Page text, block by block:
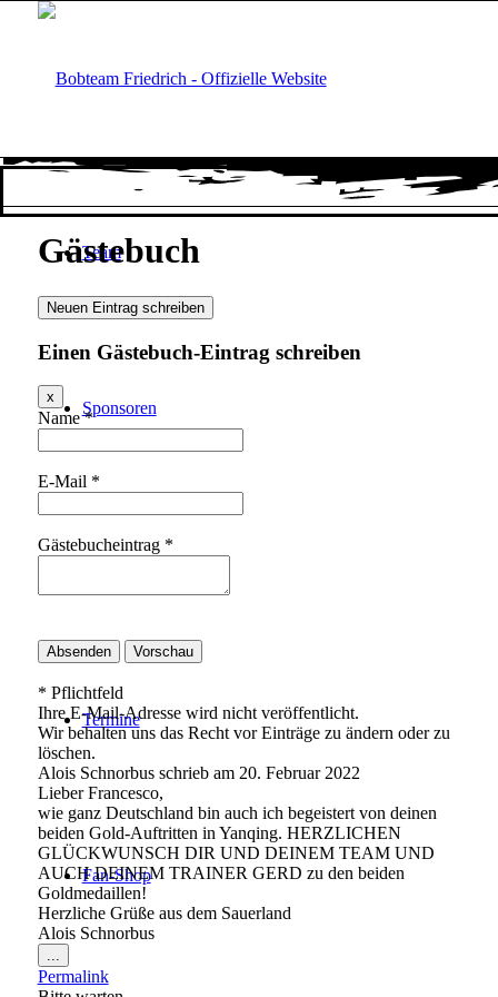
Team
Sponsoren
Termine
Fan-Shop
Gästebuch
Einen Gästebuch-Eintrag schreiben
xDieses
Formular
ausblenden
Name*
E-Mail *
Gästebucheintrag *
* Pflichtfeld
Ihre E-Mail-Adresse wird nicht veröffentlicht.
Wir behalten uns das Recht vor Einträge zu ändern oder zu
löschen.
Alois Schnorbus schrieb am20. Februar 2022
Lieber Francesco,
wie ganz Deutschland bin auch ich begeistert von deinen
beiden Gold-Auftritten in Yanqing. HERZLICHEN
GLÜCKWUNSCH DIR UND DEINEM TEAM UND
AUCH DEINEM TRAINER GERD zu den beiden
Goldmedaillen!
Herzliche Grüße aus dem Sauerland
Alois Schnorbus
...
Metabox
ein-/ausblenden.
Permalink